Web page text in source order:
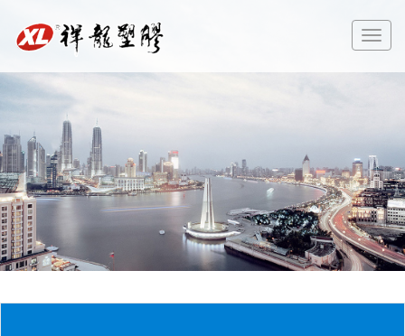
切
换
导